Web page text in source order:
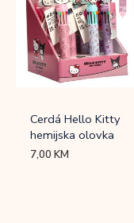
Cerdá Hello Kitty
hemijska olovka
7,00KM